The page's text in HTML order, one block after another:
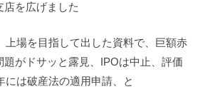
店を広げました
上場を目指して出した資料で、巨額赤
題がドサッと露見、IPOは中止、評価
には破産法の適用申請、と